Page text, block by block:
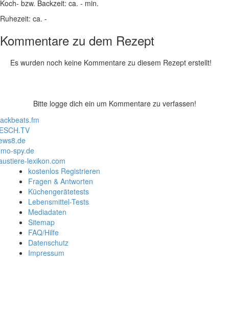
Koch- bzw. Backzeit: ca. - min.
Ruhezeit: ca. -
Kommentare zu dem Rezept
Es wurden noch keine Kommentare zu diesem Rezept erstellt!
Bitte logge dich ein um Kommentare zu verfassen!
spy.de
lexikon.com
kostenlos Registrieren
Fragen & Antworten
Küchengerätetests
Lebensmittel-Tests
Mediadaten
Sitemap
FAQ/Hilfe
Datenschutz
Impressum